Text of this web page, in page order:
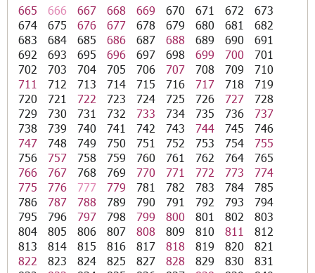
665
666 667 668 669 670 671 672
673
674
675 676 677 678 679 680 681
682
683
684 685 686 687 688 689 690
691
692
693 695 696 697 698 699 700
701
702
703 704 705 706 707 708 709
710
711
712 713 714 715 716 717 718
719
720
721 722 723 724 725 726 727
728
729
730 731 732 733 734 735 736
737
738
739 740 741 742 743 744 745
746
747
748 749 750 751 752 753 754
755
756
757 758 759 760 761 762 764
765
766
767 768 769 770 771 772 773
774
775
776 777 779 781 782 783 784
785
786
787 788 789 790 791 792 793
794
795
796 797 798 799 800 801 802
803
804
805 806 807 808 809 810 811
812
813
814 815 816 817 818 819 820
821
822
823 824 825 827 828 829 830
831